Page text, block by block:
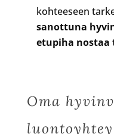
kohteeseen
sanottuna
etupiha nostaa
Oma